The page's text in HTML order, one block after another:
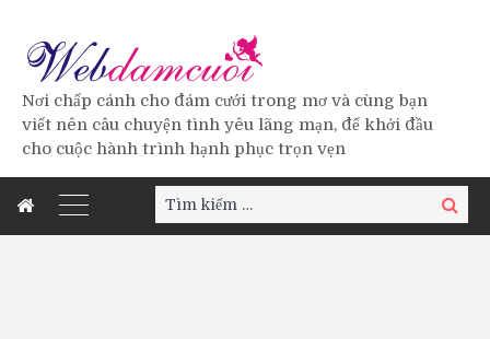
Nơi chấp cánh cho đám cưới trong mơ và cùng bạn
viết nên câu chuyện tình yêu lãng mạn, để khởi đầu
cho cuộc hành trình hạnh phục trọn vẹn
Tìm
kiếm:
Tìm
kiếm